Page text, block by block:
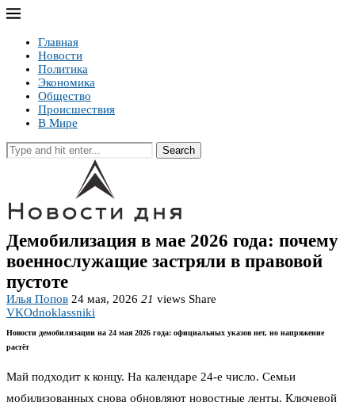
Главная
Новости
Политика
Экономика
Общество
Происшествия
В Мире
Search
Демобилизация в мае 2026 года: почему
военнослужащие застряли в правовой
пустоте
Илья Попов 24 мая, 2026 21 views Share
VKOdnoklassniki
Новости демобилизации на 24 мая 2026 года: официальных указов нет, но напряжение
растёт
Май подходит к концу. На календаре 24-е число. Семьи
мобилизованных снова обновляют новостные ленты. Ключевой